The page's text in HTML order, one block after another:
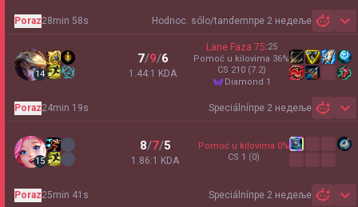
Hodnoc. sólo/tandemпре 2 недеље
Poraz28min 58s
14
7/9/6
1.44:1 KDA
Lane Faza 75:25
Pomoć u kilovima 36%
CS 210 (7.2)
diamond 1
Speciálníпре 2 недеље
Poraz24min 19s
15
8/7/5
1.86:1 KDA
Pomoć u kilovima 0%
CS 1 (0)
Speciálníпре 2 недеље
Poraz25min 41s